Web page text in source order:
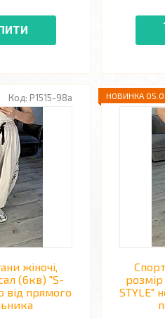
P1515-98a
жіночі,
(6кв) "S-
від прямого
НОВИНКА
STYLE"